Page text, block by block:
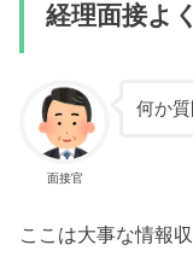
経理面接よ
面接官
何か
ここは大事な情報収